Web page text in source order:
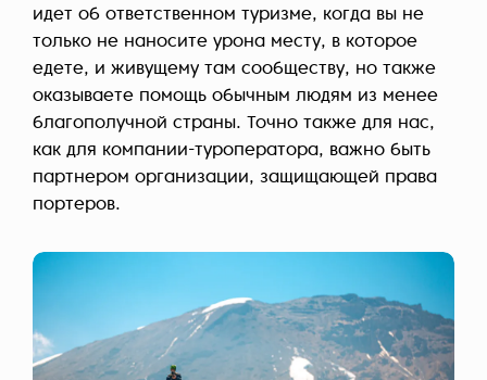
идет об ответственном туризме, когда вы не
только не наносите урона месту, в которое
едете, и живущему там сообществу, но также
оказываете помощь обычным людям из менее
благополучной страны. Точно также для нас,
как для компании-туроператора, важно быть
партнером организации, защищающей права
портеров.